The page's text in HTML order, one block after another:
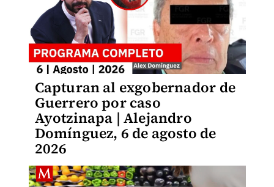
Capturan al exgobernador de
Guerrero por caso
Ayotzinapa | Alejandro
Domínguez, 6 de agosto de
2026